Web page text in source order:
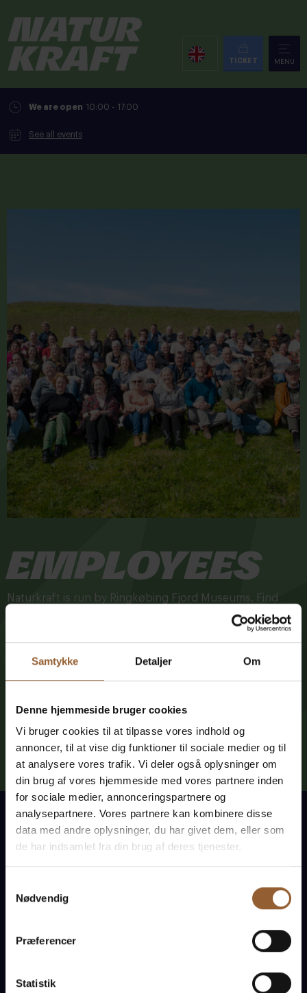
Samtykke Detaljer Om
Denne hjemmeside bruger cookies
Vi bruger cookies til at tilpasse vores indhold og
annoncer, til at vise dig funktioner til sociale medier og til
at analysere vores trafik. Vi deler også oplysninger om
din brug af vores hjemmeside med vores partnere inden
for sociale medier, annonceringspartnere og
analysepartnere. Vores partnere kan kombinere disse
data med andre oplysninger, du har givet dem, eller som
de har indsamlet fra din brug af deres tjenester.
Nødvendig
Præferencer
Statistik
TICKET MENU
We are open 10:00 - 17:00
See all events
Employees
Naturkraft is run by Ringkøbing Fjord Museums. Find
more information about the staff on Ringkøbing Fjord
Find employees
Ringkøbing Fjord Museums
Bring history to life at 10 museums